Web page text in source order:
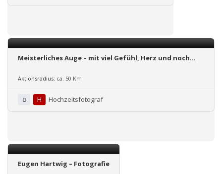
Meisterliches Auge – mit viel Gefühl, Herz und noch
Aktionsradius: ca. 50 Km
H Hochzeitsfotograf
Eugen Hartwig – Fotografie